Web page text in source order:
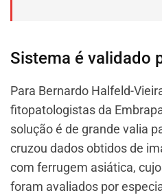
Sistema é validado
Para Bernardo Halfeld-
fitopatologistas da
solução é de grande valia
cruzou dados obtidos de
com ferrugem asiática,
foram avaliados por